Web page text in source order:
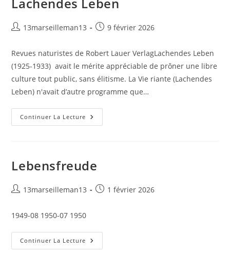
Auteur/autrice
la
publication :
13marseilleman13
Publication
9 février 2026
Revues naturistes de Robert Lauer VerlagLachendes Leben
(1925-1933) avait le mérite appréciable de prôner une libre
culture tout public, sans élitisme. La Vie riante (Lachendes
Leben) n'avait d’autre programme que…
Continuer La Lecture Lachendes
Leben
Lebensfreude
Auteur/autrice
la
publication :
13marseilleman13
Publication
1 février 2026
1949-08 1950-07 1950
Continuer La Lecture Lebensfreude